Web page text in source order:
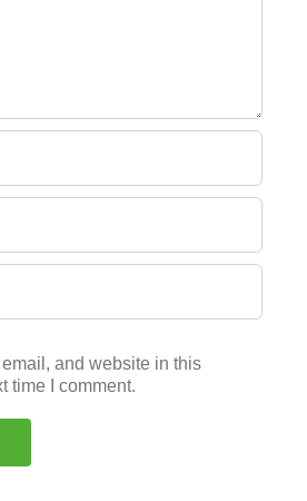
and website in this
time I comment.